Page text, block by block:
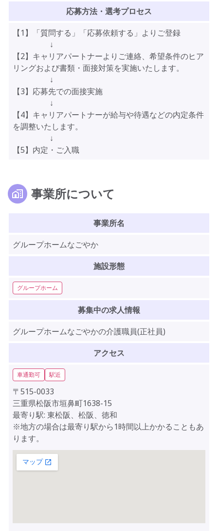
応募方法・選考プロセス
【1】「質問する」「応募依頼する」よりご登録
↓
【2】キャリアパートナーよりご連絡、希望条件のヒア
リングおよび書類・面接対策を実施いたします。
↓
【3】応募先での面接実施
↓
【4】キャリアパートナーが給与や待遇などの内定条件
を調整いたします。
↓
【5】内定・ご入職
事業所について
事業所名
グループホームなごやか
施設形態
グループホーム
募集中の求人情報
グループホームなごやかの介護職員(正社員)
アクセス
車通勤可 駅近
〒515-0033
三重県松阪市垣鼻町1638-15
最寄り駅: 東松阪、松阪、徳和
※地方の場合は最寄り駅から1時間以上かかることもあ
ります。